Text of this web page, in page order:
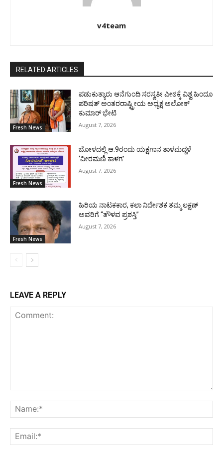
v4team
RELATED ARTICLES
Fresh News
ಪಡುಕುತ್ಯಾರು ಆನೆಗುಂದಿ ಸರಸ್ವತೀ ಪೀಠಕ್ಕೆ ವಿಶ್ವ ಹಿಂದೂ
ಪರಿಷತ್ ಅಂತರರಾಷ್ಟ್ರೀಯ ಅಧ್ಯಕ್ಷ ಅಲೋಕ್
ಕುಮಾರ್ ಭೇಟಿ
August 7, 2026
Fresh News
ಬೋಳದಲ್ಲಿ ಆ.9ರಂದು ಯಕ್ಷಗಾನ ತಾಳಮದ್ದಳೆ
‘ವೀರಮಣಿ ಕಾಳಗ’
August 7, 2026
Fresh News
ಹಿರಿಯ ನಾಟಕಕಾರ, ಕಲಾ ನಿರ್ದೇಶಕ ತಮ್ಮ ಲಕ್ಷಣ್
ಅವರಿಗೆ “ತೌಳವ ಪ್ರಶಸ್ತಿ”
August 7, 2026
LEAVE A REPLY